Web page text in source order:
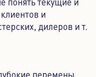
понять текущие и
и
дилеров и т.